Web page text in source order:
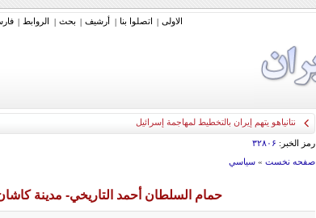
الاولی | اتصلوا بنا | أرشیف | بحث | الروابط |
نتانياهو يتهم إيران بالتخطيط لمهاجمة إسرائيل
رمز الخبر: ۳۲۸۰۶
صفحه نخست» سياسي
حمام السلطان أحمد التاريخي- مدينة